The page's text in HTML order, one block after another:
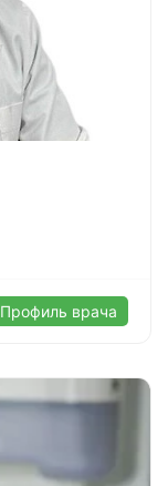
Профиль врача